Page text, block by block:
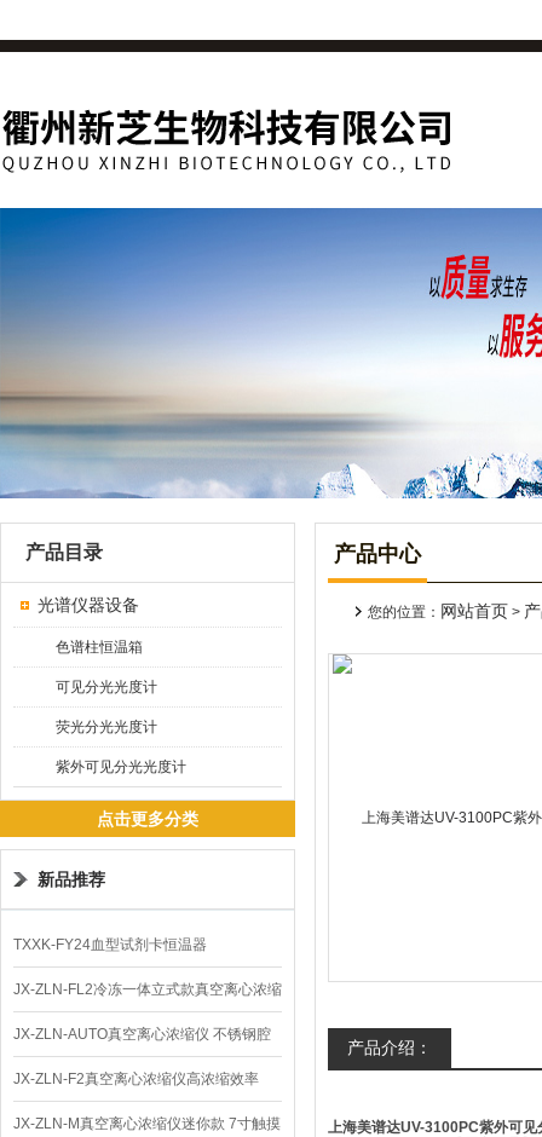
产品目录
光谱仪器设备
色谱柱恒温箱
可见分光光度计
荧光分光光度计
紫外可见分光光度计
点击更多分类
新品推荐
TXXK-FY24血型试剂卡恒温器
JX-ZLN-FL2冷冻一体立式款真空离心浓缩
仪 低温功能
JX-ZLN-AUTO真空离心浓缩仪 不锈钢腔
体
JX-ZLN-F2真空离心浓缩仪高浓缩效率
JX-ZLN-M真空离心浓缩仪迷你款 7寸触摸
产品中心
您的位置： 网站首页 >
产品介绍：
上海美谱达UV-3100PC紫外可